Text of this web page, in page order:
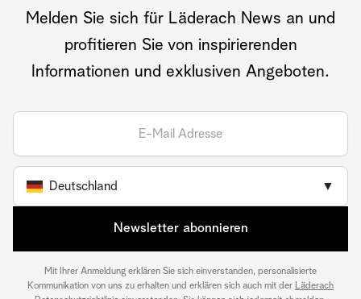
Melden Sie sich für Läderach News an und
profitieren Sie von inspirierenden
Informationen und exklusiven Angeboten.
Deutschland ▼
Newsletter abonnieren
Mit Ihrer Anmeldung erklären Sie sich einverstanden, personalisierte
Kommunikation von uns zu erhalten und erklären sich auch mit der Läderach